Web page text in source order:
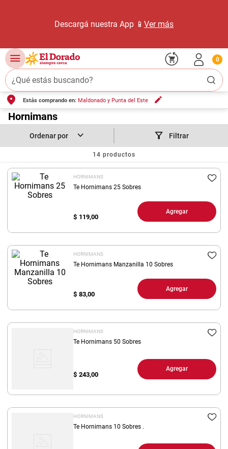
Descargá nuestra App 📱 Ver más
¿Qué estás buscando?
0
Estás comprando en: Maldonado y Punta del Este
Hornimans
Filtrar
14 productos
HORNIMANS
Te Hornimans 25 Sobres
$ 119,00
Agregar
HORNIMANS
Te Hornimans Manzanilla 10 Sobres
$ 83,00
Agregar
HORNIMANS
Te Hornimans 50 Sobres
$ 243,00
Agregar
HORNIMANS
Te Hornimans 10 Sobres .
TÉRMINOS MÁS BUSCADOS
leche
4. queso
5.
. bondiola
. fideos